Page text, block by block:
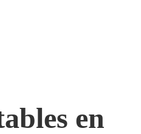
en